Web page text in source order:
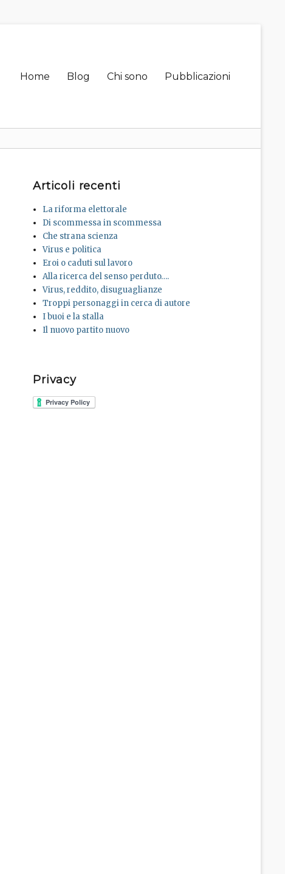
Primary
Home Blog Chi sono Pubblicazioni
Articoli recenti
La riforma elettorale
Di scommessa in scommessa
Che strana scienza
Virus e politica
Eroi o caduti sul lavoro
Alla ricerca del senso perduto….
Virus, reddito, disuguaglianze
Troppi personaggi in cerca di autore
I buoi e la stalla
Il nuovo partito nuovo
Privacy